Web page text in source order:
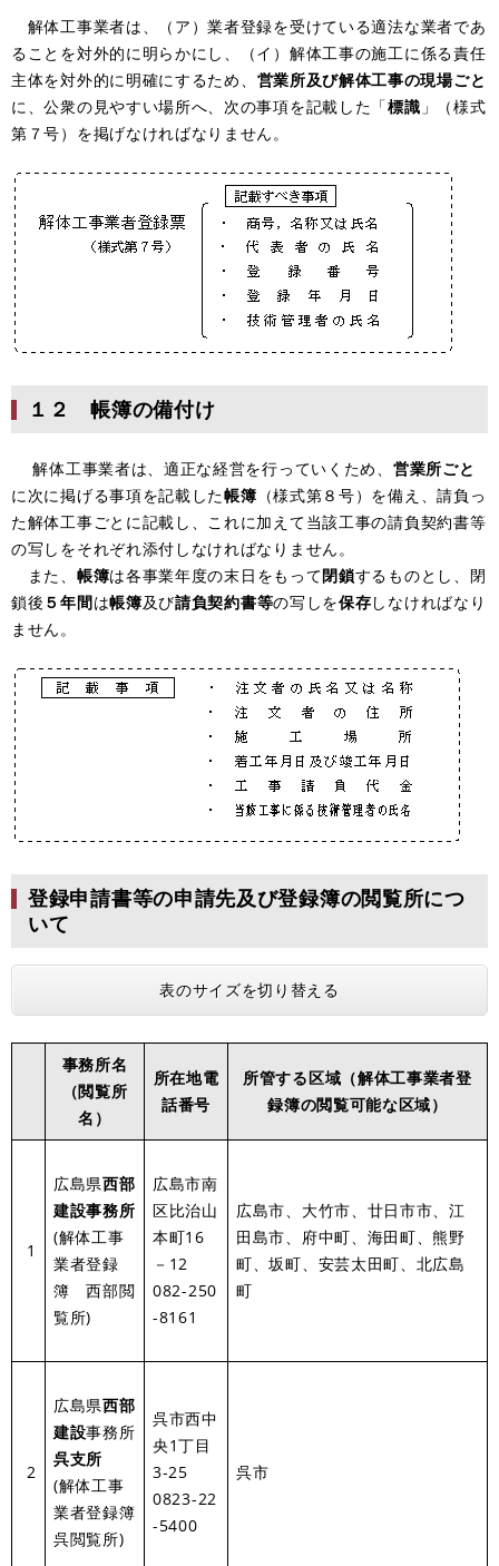
解体工事業者は、（ア）業者登録を受けている適法な業者であ
ることを対外的に明らかにし、（イ）解体工事の施工に係る責任
主体を対外的に明確にするため、 営業所及び解体工事の現場ごと
に、公衆の見やすい場所へ、次の事項を記載した「標識 」（様式
第７号）を掲げなければなりません。
１２ 帳簿の備付け
解体工事業者は、適正な経営を行っていくため、 営業所ごと
に次に掲げる事項を記載した帳簿 （様式第８号）を備え、請負っ
た解体工事ごとに記載し、これに加えて当該工事の請負契約書等
の写しをそれぞれ添付しなければなりません。
また、 帳簿は各事業年度の末日をもって閉鎖するものとし、閉
鎖後 ５年間は帳簿及び請負契約書等の写しを保存しなければなり
ません。
登録申請書等の申請先及び登録簿の閲覧所につ
いて
表のサイズを切り替える
事務所名
（閲覧所
名）
所在地電
話番号
所管する区域（解体工事業者登
録簿の閲覧可能な区域）
1
広島県西部
建設事務所
(解体工事
業者登録
簿 西部閲
覧所)
広島市南
区比治山
本町16
－12
082-250
-8161
広島市、大竹市、廿日市市、江
田島市、府中町、海田町、熊野
町、坂町、安芸太田町、北広島
町
2
広島県西部
建設事務所
呉支所
(解体工事
業者登録簿
呉閲覧所)
呉市西中
央1丁目
3‐25
0823-22
-5400
呉市